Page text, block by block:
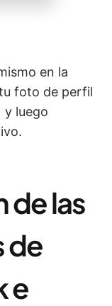
en la
foto de perfil
y luego
de las
de
e